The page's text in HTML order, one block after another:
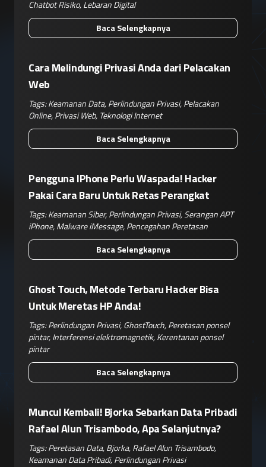
Chatbot Risiko,Lebaran Digital
Baca Selengkapnya
Cara Melindungi Privasi Anda dari Pelacakan
Web
Tags:Keamanan Data,Perlindungan Privasi,Pelacakan
Online,Privasi Web, Teknologi Internet
Baca Selengkapnya
Pengguna IPhone Perlu Waspada! Hacker
Pakai Cara Baru Untuk Retas Perangkat
Tags:Keamanan Siber,Perlindungan Privasi,Serangan APT
iPhone,Malware iMessage,Pencegahan Peretasan
Baca Selengkapnya
Ghost Touch, Metode Terbaru Hacker Bisa
Untuk Meretas HP Anda!
Tags:Perlindungan Privasi,GhostTouch,Peretasan ponsel
pintar,Interferensi elektromagnetik,Kerentanan ponsel
pintar
Baca Selengkapnya
Muncul Kembali! Bjorka Sebarkan Data Pribadi
Rafael Alun Trisambodo, Apa Selanjutnya?
Tags:Peretasan Data,Bjorka,Rafael Alun Trisambodo,
Keamanan Data Pribadi,Perlindungan Privasi